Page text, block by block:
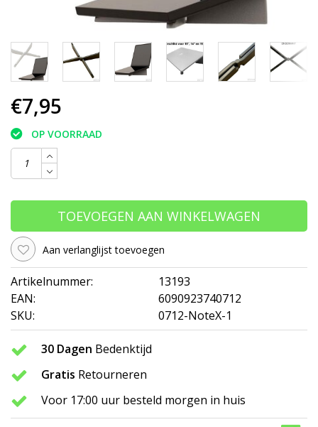
€7,95
OP VOORRAAD
TOEVOEGEN AAN WINKELWAGEN
Aan verlanglijst toevoegen
Artikelnummer:
13193
EAN:
6090923740712
SKU:
0712-NoteX-1
30 Dagen Bedenktijd
Gratis Retourneren
Voor 17:00 uur besteld morgen in huis